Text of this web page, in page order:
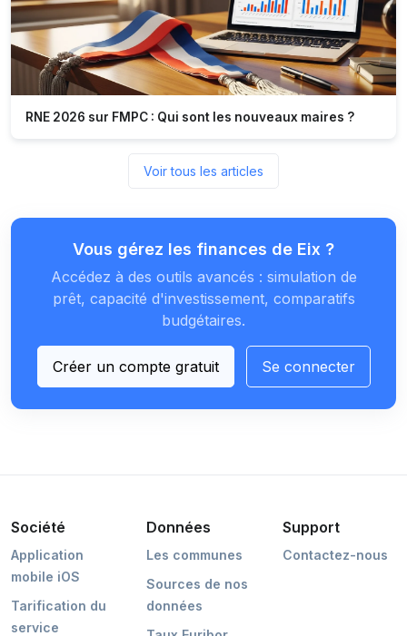
RNE 2026 sur FMPC : Qui sont les nouveaux maires ?
Voir tous les articles
Vous gérez les finances de Eix ?
Accédez à des outils avancés : simulation de
prêt, capacité d'investissement, comparatifs
budgétaires.
Créer un compte gratuit Se connecter
Société
Application
mobile iOS
Tarification du
service
Données
Les communes
Sources de nos
données
Support
Contactez-nous